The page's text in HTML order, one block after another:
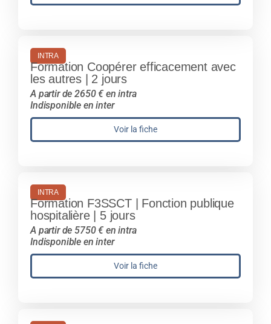
INTRA
Formation Coopérer efficacement avec
les autres | 2 jours
A partir de 2650 € en intra
Indisponible en inter
Voir la fiche
INTRA
Formation F3SSCT | Fonction publique
hospitalière | 5 jours
A partir de 5750 € en intra
Indisponible en inter
Voir la fiche